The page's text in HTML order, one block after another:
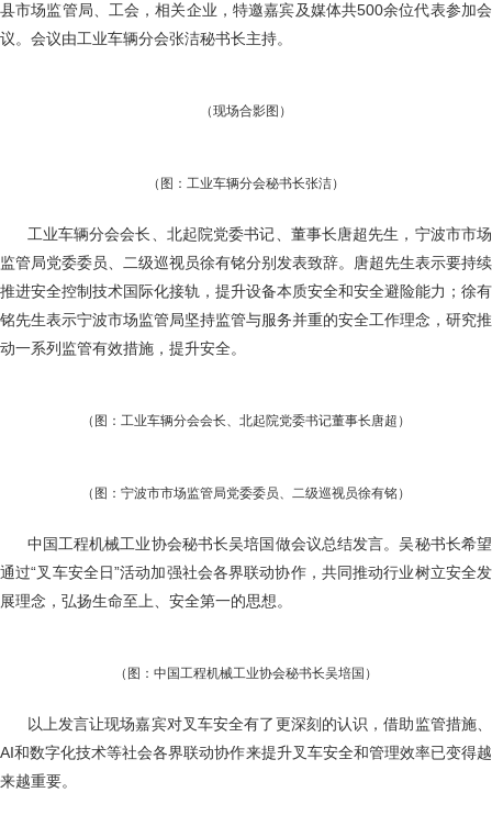
县市场监管局、工会，相关企业，特邀嘉宾及媒体共500余位代表参加会
议。会议由工业车辆分会张洁秘书长主持。
（现场合影图）
（图：工业车辆分会秘书长张洁）
工业车辆分会会长、北起院党委书记、董事长唐超先生，宁波市市场
监管局党委委员、二级巡视员徐有铭分别发表致辞。唐超先生表示要持续
推进安全控制技术国际化接轨，提升设备本质安全和安全避险能力；徐有
铭先生表示宁波市场监管局坚持监管与服务并重的安全工作理念，研究推
动一系列监管有效措施，提升安全。
（图：工业车辆分会会长、北起院党委书记董事长唐超）
（图：宁波市市场监管局党委委员、二级巡视员徐有铭）
中国工程机械工业协会秘书长吴培国做会议总结发言。吴秘书长希望
通过“叉车安全日”活动加强社会各界联动协作，共同推动行业树立安全发
展理念，弘扬生命至上、安全第一的思想。
（图：中国工程机械工业协会秘书长吴培国）
以上发言让现场嘉宾对叉车安全有了更深刻的认识，借助监管措施、
AI和数字化技术等社会各界联动协作来提升叉车安全和管理效率已变得越
来越重要。